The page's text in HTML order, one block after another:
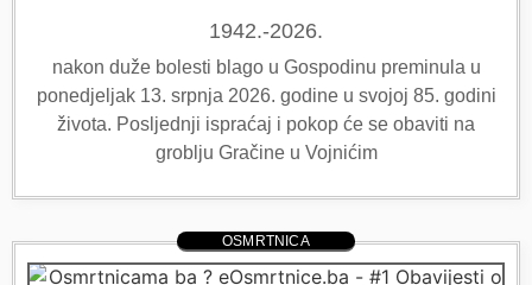
1942.-2026.
nakon duže bolesti blago u Gospodinu preminula u
ponedjeljak 13. srpnja 2026. godine u svojoj 85. godini
života. Posljednji ispraćaj i pokop će se obaviti na
groblju Gračine u Vojnićim
OSMRTNICA